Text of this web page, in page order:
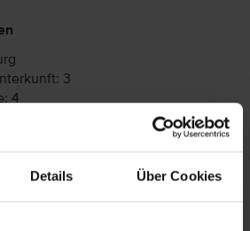
Details Über Cookies
3
4
Fluggesellschaften kostenpflichtig
während des Fluges